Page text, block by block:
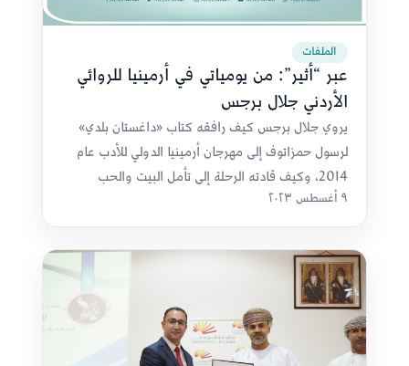
الملفات
عبر “أثير”: من يومياتي في أرمينيا للروائي
الأردني جلال برجس
يروي جلال برجس كيف رافقه كتاب «داغستان بلدي»
لرسول حمزاتوف إلى مهرجان أرمينيا الدولي للأدب عام
2014، وكيف قادته الرحلة إلى تأمل البيت والحب
والذاكرة والثقافة.
٩ أغسطس ٢٠٢٣